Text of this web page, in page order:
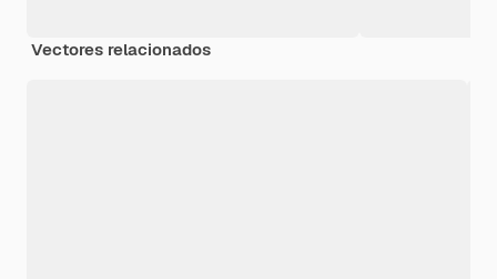
Vectores relacionados